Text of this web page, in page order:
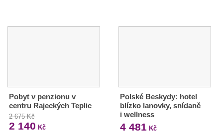
Pobyt v penzionu v
centru Rajeckých Teplic
2 675 Kč
2 140 Kč
Polské Beskydy: hotel
blízko lanovky, snídaně
i wellness
4 481 Kč